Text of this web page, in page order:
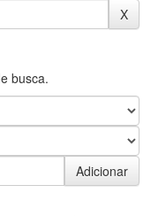
busca.